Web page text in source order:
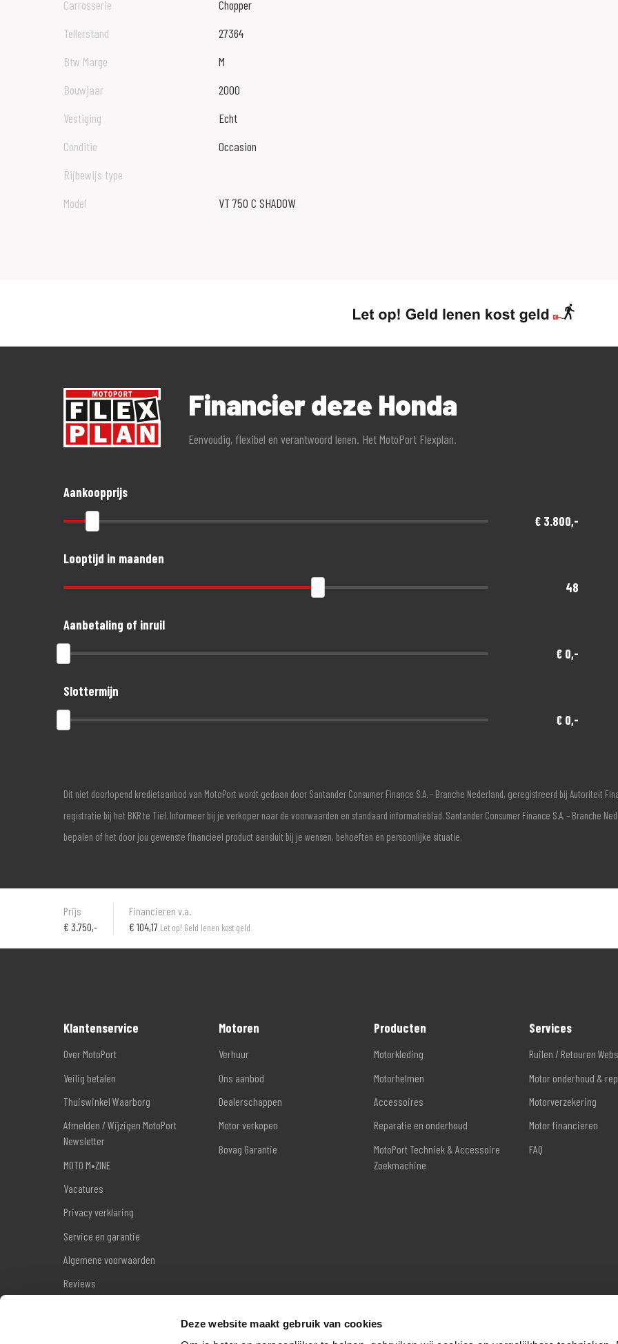
Deze website maakt gebruik van cookies
Carrosserie
Chopper
Tellerstand
27364
Btw Marge
M
Bouwjaar
2000
Vestiging
Echt
Conditie
Occasion
Rijbewijs type
Model
VT 750 C SHADOW
Financier deze Honda
Eenvoudig, flexibel en verantwoord lenen. Het MotoPort Flexplan.
Aankoopprijs
€ 3.800,-
Looptijd in maanden
48
Aanbetaling of inruil
€ 0,-
Slottermijn
€ 0,-
Dit niet doorlopend kredietaanbod van MotoPort wordt gedaan door Santander Consumer Finance S.A. – Branche Nederland, geregistreerd bij Autoriteit
registratie bij het BKR te Tiel. Informeer bij je verkoper naar de voorwaarden en standaard informatieblad. Santander Consumer Finance S.A. – Branche
bepalen of het door jou gewenste financieel product aansluit bij je wensen, behoeften en persoonlijke situatie.
Prijs
€ 3.750,-
Financieren v.a.
€ 104,17 Let op! Geld lenen kost geld
Klantenservice
Over MotoPort
Veilig betalen
Thuiswinkel Waarborg
Afmelden / Wijzigen MotoPort
Newsletter
MOTO M•ZINE
Vacatures
Privacy verklaring
Service en garantie
Algemene voorwaarden
Reviews
Motoren
Verhuur
Ons aanbod
Dealerschappen
Motor verkopen
Bovag Garantie
Producten
Motorkleding
Motorhelmen
Accessoires
Reparatie en onderhoud
MotoPort Techniek & Accessoire
Zoekmachine
Services
Ruilen / Retouren
Motor onderhoud &
Motorverzekering
Motor financieren
FAQ